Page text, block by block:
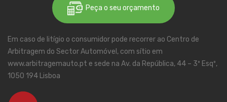
Peça o seu orçamento
Em caso de litígio o consumidor pode recorrer ao Centro de
Arbitragem do Sector Automóvel, com sítio em
www.arbitragemauto.pt e sede na Av. da República, 44 – 3º Esqº,
1050 194 Lisboa